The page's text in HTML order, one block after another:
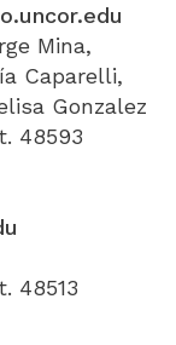
Mina,
Caparelli,
Gonzalez
48593
48513